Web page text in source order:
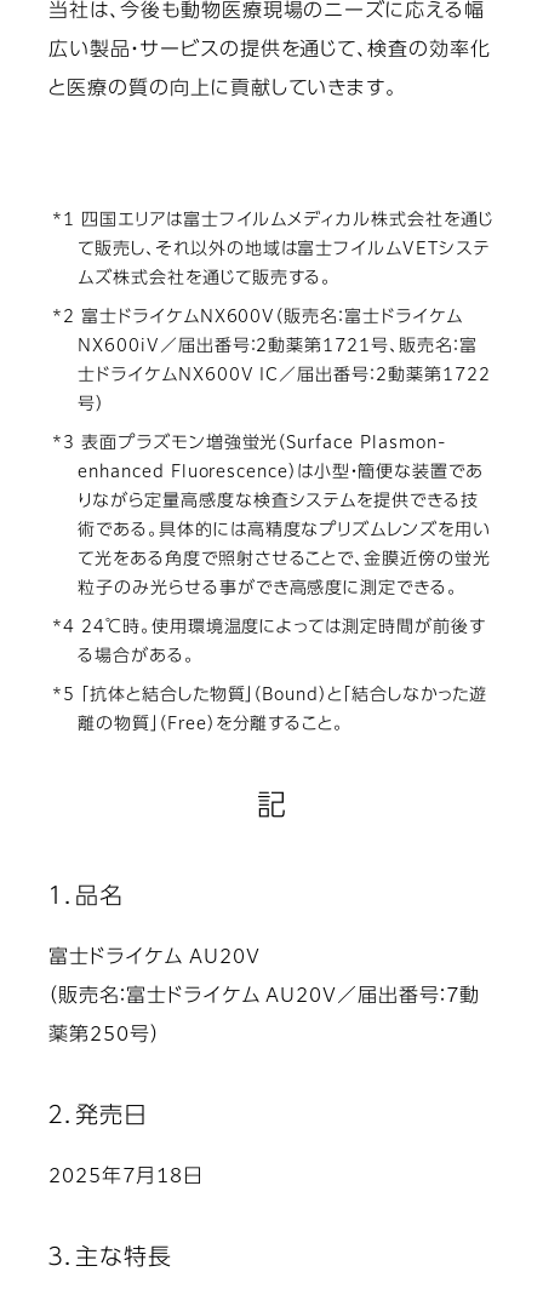
当社は、今後も動物医療現場のニーズに応える幅
広い製品・サービスの提供を通じて、検査の効率化
と医療の質の向上に貢献していきます。
*1 四国エリアは富士フイルムメディカル株式会社を通じ
て販売し、それ以外の地域は富士フイルムVETシステ
ムズ株式会社を通じて販売する。
*2 富士ドライケムNX600V（販売名：富士ドライケム
NX600iV／届出番号：2動薬第1721号、販売名：富
士ドライケムNX600V IC／届出番号：2動薬第1722
号）
*3 表面プラズモン増強蛍光（Surface Plasmon-
enhanced Fluorescence）は小型・簡便な装置であ
りながら定量高感度な検査システムを提供できる技
術である。具体的には高精度なプリズムレンズを用い
て光をある角度で照射させることで、金膜近傍の蛍光
粒子のみ光らせる事ができ高感度に測定できる。
*4 24℃時。使用環境温度によっては測定時間が前後す
る場合がある。
*5 「抗体と結合した物質」（Bound）と「結合しなかった遊
離の物質」（Free）を分離すること。
記
１．品名
富士ドライケム AU20V
（販売名：富士ドライケム AU20V／届出番号：7動
薬第250号）
２．発売日
2025年7月18日
３．主な特長